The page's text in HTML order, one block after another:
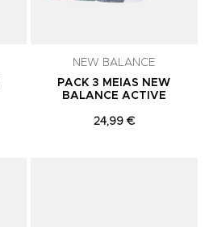
NEW BALANCE
PACK 3 MEIAS NEW
BALANCE ACTIVE
24,99 €